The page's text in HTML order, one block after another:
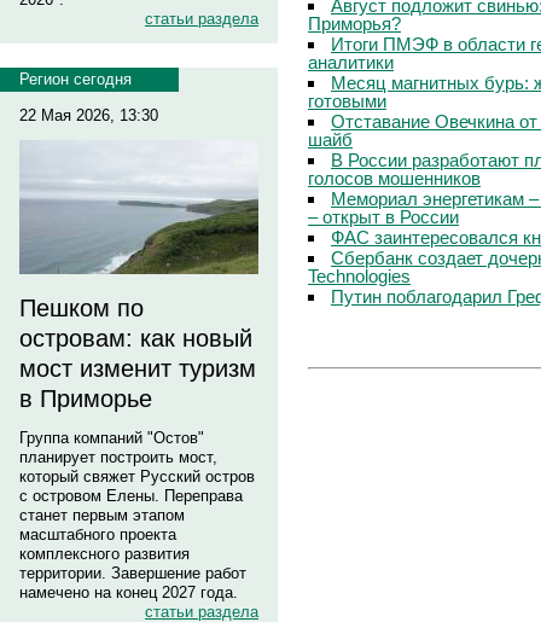
статьи раздела
Регион сегодня
22 Мая 2026, 13:30
Пешком по
островам: как новый
мост изменит туризм
в Приморье
Группа компаний "Остов"
планирует построить мост,
который свяжет Русский остров
с островом Елены. Переправа
станет первым этапом
масштабного проекта
комплексного развития
территории. Завершение работ
намечено на конец 2027 года.
статьи раздела
Август подложит
Приморья?
Итоги ПМЭФ в области
аналитики
Месяц магнитных бурь:
готовыми
Отставание Овечкина
шайб
В России разработают
голосов мошенников
Мемориал энергетикам
– открыт в России
ФАС заинтересовался
Сбербанк создает
Technologies
Путин поблагодарил